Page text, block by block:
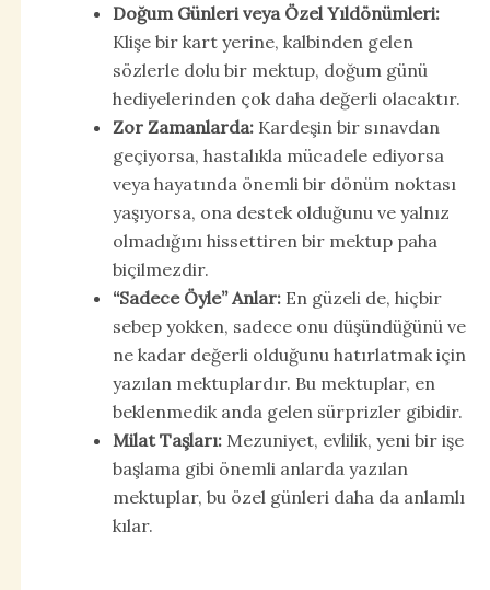
Doğum Günleri veya Özel Yıldönümleri:
Klişe bir kart yerine, kalbinden gelen
sözlerle dolu bir mektup, doğum günü
hediyelerinden çok daha değerli olacaktır.
Zor Zamanlarda:Kardeşin bir sınavdan
geçiyorsa, hastalıkla mücadele ediyorsa
veya hayatında önemli bir dönüm noktası
yaşıyorsa, ona destek olduğunu ve yalnız
olmadığını hissettiren bir mektup paha
biçilmezdir.
“Sadece Öyle” Anlar:En güzeli de, hiçbir
sebep yokken, sadece onu düşündüğünü ve
ne kadar değerli olduğunu hatırlatmak için
yazılan mektuplardır. Bu mektuplar, en
beklenmedik anda gelen sürprizler gibidir.
Milat Taşları:Mezuniyet, evlilik, yeni bir işe
başlama gibi önemli anlarda yazılan
mektuplar, bu özel günleri daha da anlamlı
kılar.